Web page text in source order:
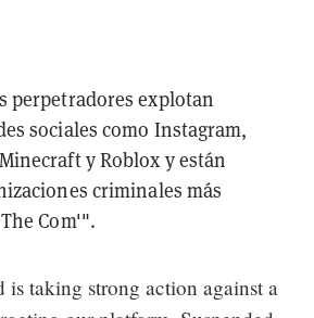
perpetradores explotan
sociales como Instagram,
y Roblox y están
criminales más
Com'".
is taking strong action against a